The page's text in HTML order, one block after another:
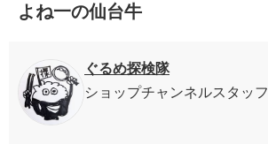
よね一の仙台牛
ぐるめ探検隊
ショップチャンネルスタッフ